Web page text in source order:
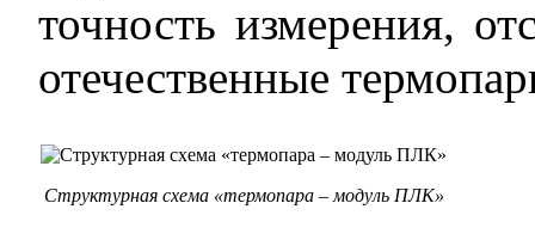
точность измерения,
отечественные
Структурная схема «термопара – модуль ПЛК»